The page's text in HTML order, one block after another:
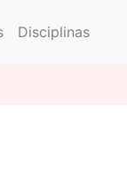
Disciplinas